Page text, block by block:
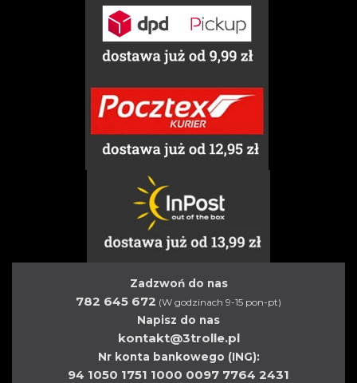
Zadzwoń do nas
782 645 672 (W godzinach 9-15 pon-pt)
Napisz do nas
kontakt@3trolle.pl
Nr konta bankowego (ING):
94 1050 1751 1000 0097 7764 2431